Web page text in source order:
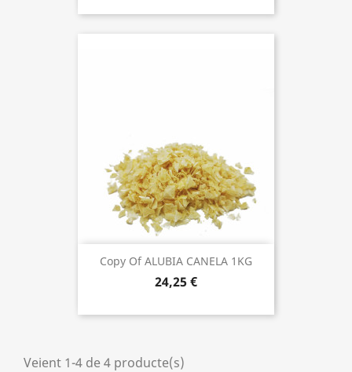
Copy Of ALUBIA CANELA 1KG
24,25 €
Veient 1-4 de 4 producte(s)